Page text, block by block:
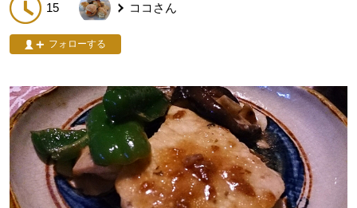
15 ココ さん
フォローする